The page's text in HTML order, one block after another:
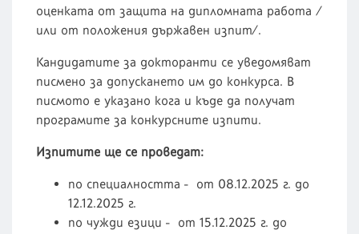
оценката от защита на дипломната работа /
или от положения държавен изпит/.
Кандидатите за докторанти се уведомяват
писмено за допускането им до конкурса. В
писмото е указано кога и къде да получат
програмите за конкурсните изпити.
Изпитите ще се проведат:
по специалността - от 08.12.2025 г. до
12.12.2025 г.
по чужди езици - от 15.12.2025 г. до